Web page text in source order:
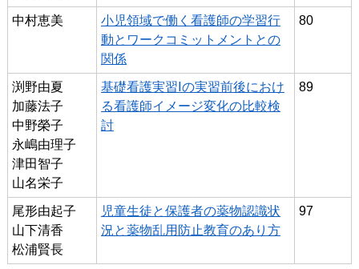
中村恵美
小児領域で働く看護師の学習行
動とワークコミットメントとの
関係
80
渕野由夏
加藤法子
中野榮子
永嶋由理子
津田智子
山名栄子
基礎看護実習Ⅰの実習前後におけ
る看護師イメージ変化の比較検
討
89
尾形由起子
山下清香
松浦賢長
児童生徒と保護者の薬物認識状
況と薬物乱用防止教育のあり方
97